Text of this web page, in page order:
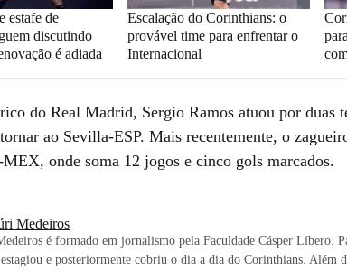
estafe de
discutindo
é adiada
Escalação do Corinthians: o
provável time para enfrentar o
Internacional
do Real Madrid, Sergio Ramos atuou por duas
ao Sevilla-ESP. Mais recentemente, o
onde soma 12 jogos e cinco gols marcados.
Medeiros
é formado em jornalismo pela Faculdade Cásper Líbero.
e posteriormente cobriu o dia a dia do Corinthians. Além